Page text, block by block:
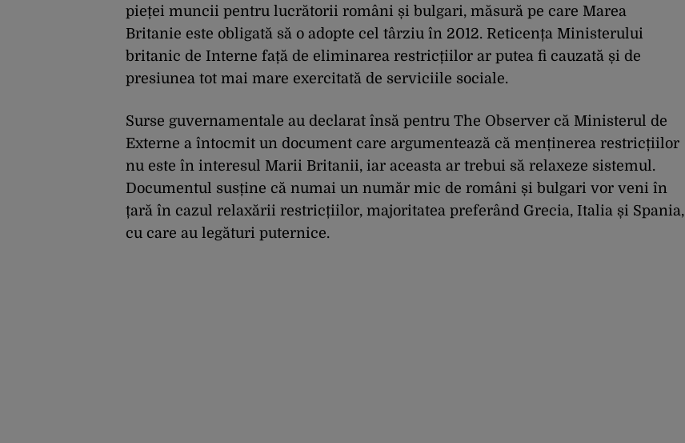
pieței muncii pentru lucrătorii români și bulgari, măsură pe care Marea
Britanie este obligată să o adopte cel târziu în 2012. Reticența Ministerului
britanic de Interne față de eliminarea restricțiilor ar putea fi cauzată și de
presiunea tot mai mare exercitată de serviciile sociale.
Surse guvernamentale au declarat însă pentru The Observer că Ministerul de
Externe a întocmit un document care argumentează că menținerea restricțiilor
nu este în interesul Marii Britanii, iar aceasta ar trebui să relaxeze sistemul.
Documentul susține că numai un număr mic de români și bulgari vor veni în
țară în cazul relaxării restricțiilor, majoritatea preferând Grecia, Italia și Spania,
cu care au legături puternice.